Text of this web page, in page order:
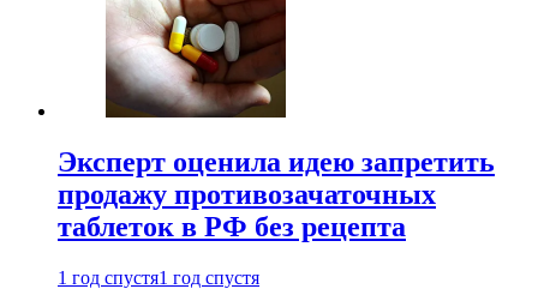
Эксперт оценила идею запретить
продажу противозачаточных
таблеток в РФ без рецепта
1 год спустя1 год спустя